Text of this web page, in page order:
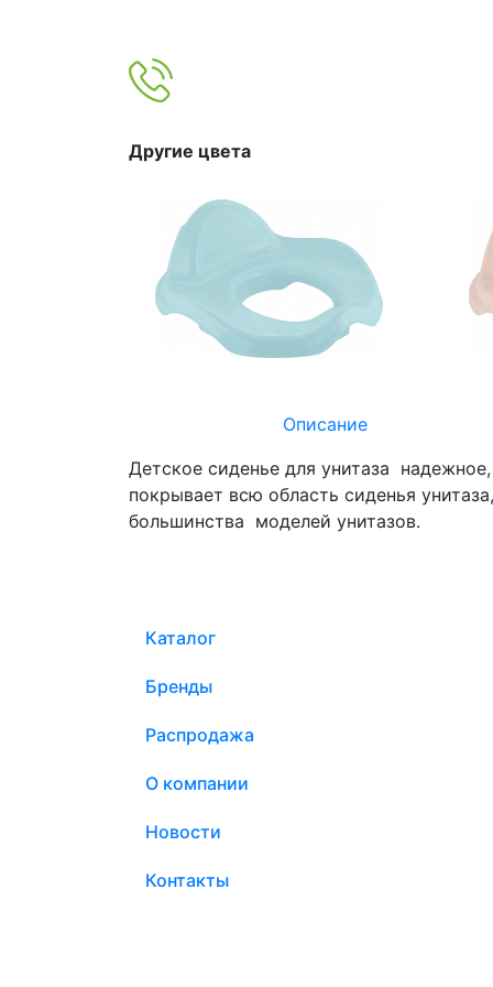
Другие цвета
Описание
Детское сиденье для унитаза
покрывает всю область сиденья
большинства моделей унитазов.
Каталог
Бренды
Распродажа
О компании
Новости
Контакты